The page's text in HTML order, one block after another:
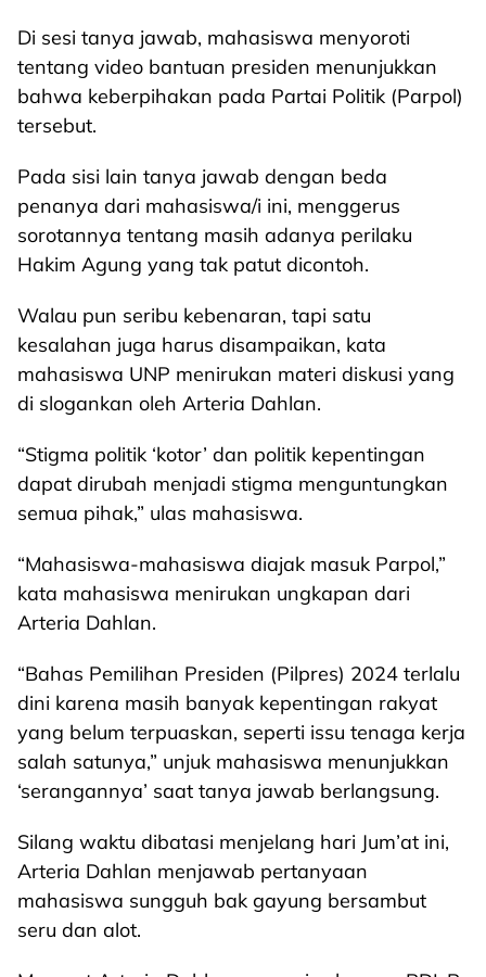
Di sesi tanya jawab, mahasiswa menyoroti
tentang video bantuan presiden menunjukkan
bahwa keberpihakan pada Partai Politik (Parpol)
tersebut.
Pada sisi lain tanya jawab dengan beda
penanya dari mahasiswa/i ini, menggerus
sorotannya tentang masih adanya perilaku
Hakim Agung yang tak patut dicontoh.
Walau pun seribu kebenaran, tapi satu
kesalahan juga harus disampaikan, kata
mahasiswa UNP menirukan materi diskusi yang
di slogankan oleh Arteria Dahlan.
“Stigma politik ‘kotor’ dan politik kepentingan
dapat dirubah menjadi stigma menguntungkan
semua pihak,” ulas mahasiswa.
“Mahasiswa-mahasiswa diajak masuk Parpol,”
kata mahasiswa menirukan ungkapan dari
Arteria Dahlan.
“Bahas Pemilihan Presiden (Pilpres) 2024 terlalu
dini karena masih banyak kepentingan rakyat
yang belum terpuaskan, seperti issu tenaga kerja
salah satunya,” unjuk mahasiswa menunjukkan
‘serangannya’ saat tanya jawab berlangsung.
Silang waktu dibatasi menjelang hari Jum’at ini,
Arteria Dahlan menjawab pertanyaan
mahasiswa sungguh bak gayung bersambut
seru dan alot.